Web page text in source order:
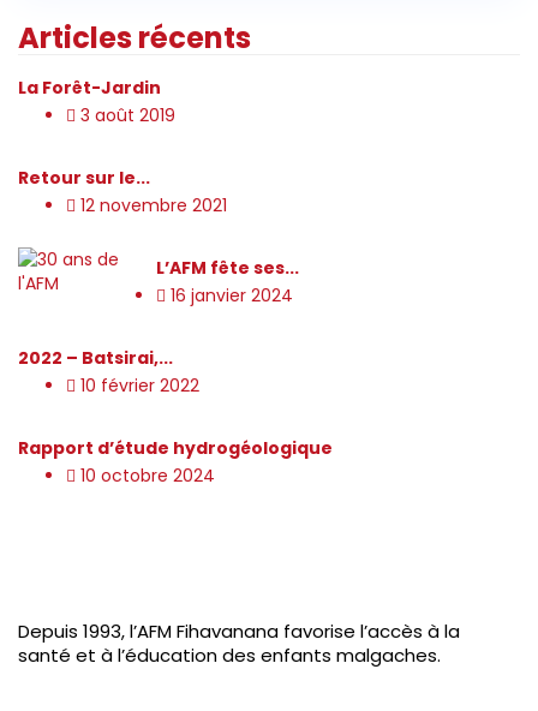
Articles récents
La Forêt-Jardin
3 août 2019
Retour sur le...
12 novembre 2021
L’AFM fête ses...
16 janvier 2024
2022 – Batsirai,...
10 février 2022
Rapport d’étude hydrogéologique
10 octobre 2024
Depuis 1993, l’AFM Fihavanana favorise l’accès à la
santé et à l’éducation des enfants malgaches.